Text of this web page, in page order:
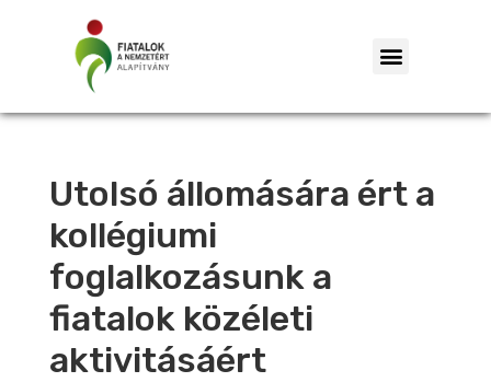
Utolsó állomására ért a
kollégiumi
foglalkozásunk a
fiatalok közéleti
aktivitásáért